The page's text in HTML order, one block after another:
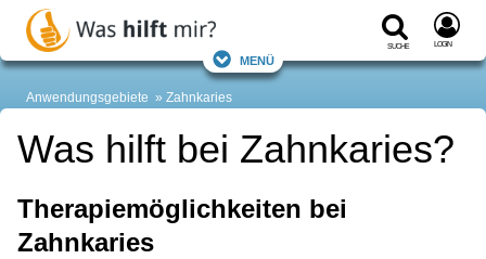
Suche Login
Menü
Anwendungsgebiete Zahnkaries
Was hilft bei Zahnkaries?
Therapiemöglichkeiten bei
Zahnkaries